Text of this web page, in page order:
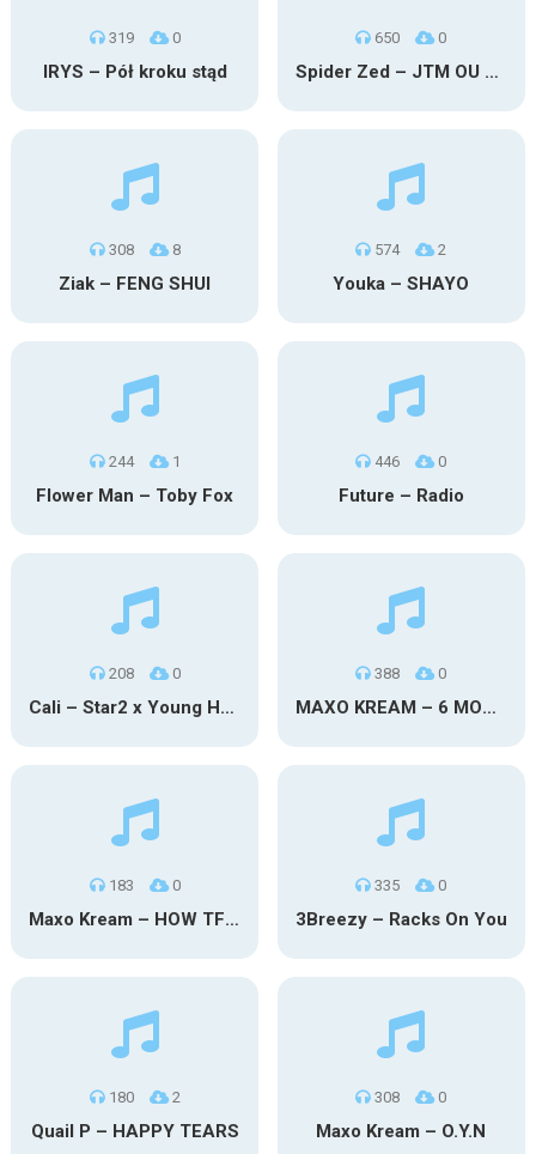
319 0
IRYS – Pół kroku stąd
650 0
Spider Zed – JTM OU TG
308 8
Ziak – FENG SHUI
574 2
Youka – SHAYO
244 1
Flower Man – Toby Fox
446 0
Future – Radio
208 0
Cali – Star2 x Young Henny
388 0
MAXO KREAM – 6 MONTHS CLEAN
183 0
Maxo Kream – HOW TF I’M LUCKY
335 0
3Breezy – Racks On You
180 2
Quail P – HAPPY TEARS
308 0
Maxo Kream – O.Y.N